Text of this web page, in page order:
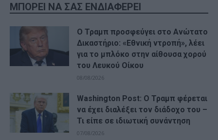
ΜΠΟΡΕΙ ΝΑ ΣΑΣ ΕΝΔΙΑΦΕΡΕΙ
Ο Τραμπ προσφεύγει στο Ανώτατο
Δικαστήριο: «Εθνική ντροπή», λέει
για το μπλόκο στην αίθουσα χορού
του Λευκού Οίκου
08/08/2026
Washington Post: Ο Τραμπ φέρεται
να έχει διαλέξει τον διάδοχο του –
Τι είπε σε ιδιωτική συνάντηση
07/08/2026